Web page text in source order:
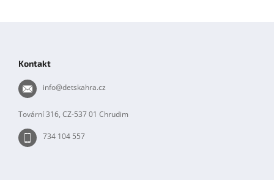
Kontakt
info@detskahra.cz
Tovární 316, CZ-537 01 Chrudim
734 104 557